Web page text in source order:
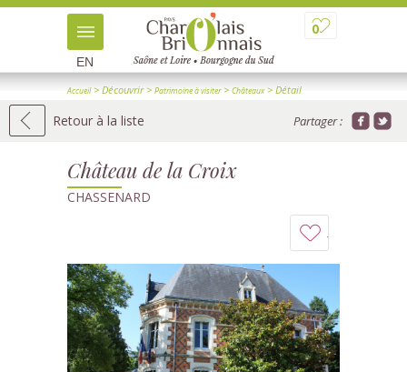
0
EN
Accueil> Découvrir> Patrimoine à visiter> Châteaux> Détail
Retour à la liste Partager :
Château de la Croix
CHASSENARD
à
carnet